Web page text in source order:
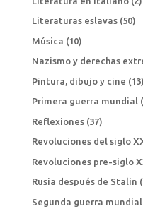
Literaturas eslavas(50)
Música (10)
Nazismo y derechas
Pintura, dibujo y cine (13)
Primera guerra mundial
Reflexiones(37)
Revoluciones del siglo
Revoluciones pre-siglo
Rusia después de Stalin
Segunda guerra mundial